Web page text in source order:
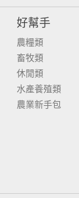
好幫手
農糧類
畜牧類
休閒類
水產養殖類
農業新手包